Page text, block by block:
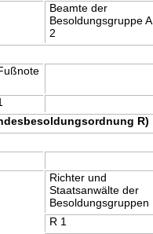
Beamte der
Besoldungsgruppe A
2
R)
Richter und
Staatsanwälte der
Besoldungsgruppen
R 1